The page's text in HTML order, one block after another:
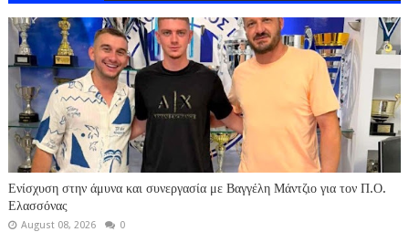
Ενίσχυση στην άμυνα και συνεργασία με Βαγγέλη Μάντζιο για τον Π.Ο.
Ελασσόνας
August 08, 2026 0